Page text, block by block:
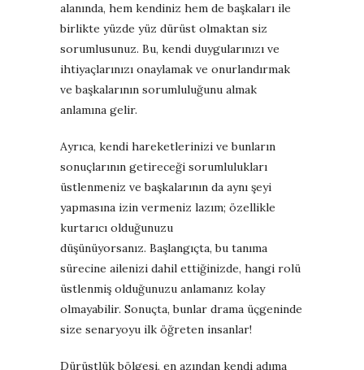
alanında, hem kendiniz hem de başkaları ile
birlikte yüzde yüz dürüst olmaktan siz
sorumlusunuz. Bu, kendi duygularınızı ve
ihtiyaçlarınızı onaylamak ve onurlandırmak
ve başkalarının sorumluluğunu almak
anlamına gelir.
Ayrıca, kendi hareketlerinizi ve bunların
sonuçlarının getireceği sorumlulukları
üstlenmeniz ve başkalarının da aynı şeyi
yapmasına izin vermeniz lazım; özellikle
kurtarıcı olduğunuzu
düşünüyorsanız. Başlangıçta, bu tanıma
sürecine ailenizi dahil ettiğinizde, hangi rolü
üstlenmiş olduğunuzu anlamanız kolay
olmayabilir. Sonuçta, bunlar drama üçgeninde
size senaryoyu ilk öğreten insanlar!
Dürüstlük bölgesi, en azından kendi adıma